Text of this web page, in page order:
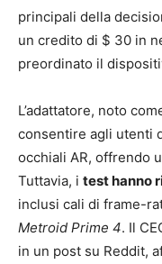
principali della
un credito di $ 30 in
preordinato il
L’adattatore, noto
consentire agli utenti
occhiali AR, offrendo
Tuttavia, i test hanno
inclusi cali di frame-
Metroid Prime 4. Il
in un post su Reddit,